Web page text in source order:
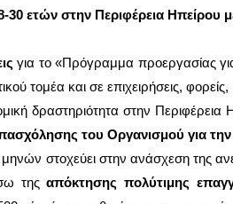
30 ετών στην Περιφέρεια Ηπείρου
για το «Πρόγραμμα προεργασίας
τομέα και σε επιχειρήσεις,
δραστηριότητα στην Περιφέρεια
του Οργανισμού για
στοχεύει στην ανάσχεση της
τηςαπόκτησης πολύτιμης